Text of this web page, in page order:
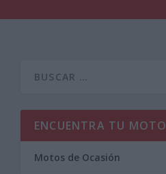
ENCUENTRA TU MOTO
Motos de Ocasión